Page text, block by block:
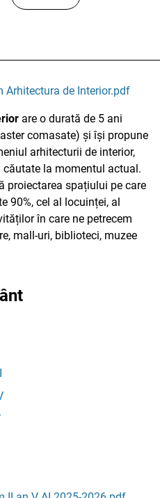
Arhitectura de Interior.pdf
are o durată de 5 ani
comasate) și își propune
arhitecturii de interior,
la momentul actual.
proiectarea spațiului pe care
90%, cel al locuinței, al
în care ne petrecem
mall-uri, biblioteci, muzee